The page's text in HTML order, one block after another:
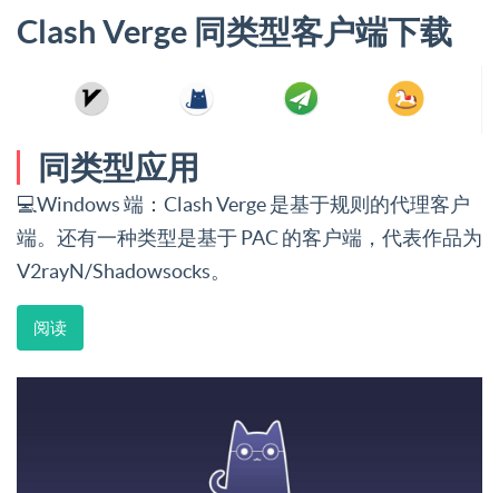
Clash Verge 同类型客户端下载
同类型应用
💻Windows 端：Clash Verge 是基于规则的代理客户
端。还有一种类型是基于 PAC 的客户端，代表作品为
V2rayN/Shadowsocks。
阅读